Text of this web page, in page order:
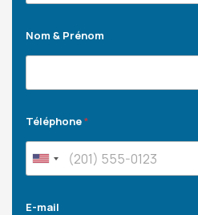
Nom & Prénom
Téléphone*
E-mail